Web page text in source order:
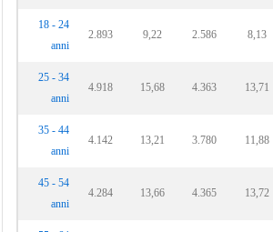
18 - 24
anni
2.893 9,22 2.586 8,13
25 - 34
anni
4.918 15,68 4.363 13,71
35 - 44
anni
4.142 13,21 3.780 11,88
45 - 54
anni
4.284 13,66 4.365 13,72